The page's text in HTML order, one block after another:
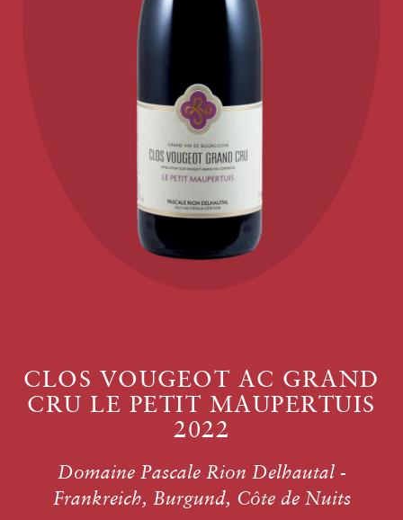
CLOS VOUGEOT AC GRAND
CRU LE PETIT MAUPERTUIS
2022
Domaine Pascale Rion Delhautal -
Frankreich, Burgund, Côte de Nuits